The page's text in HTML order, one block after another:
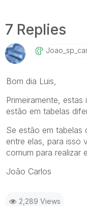
7 Replies
Bom dia Luis,
Primeiramente,
estão em tabelas
Se estão em tabelas
entre elas, para isso
comum para realizar
João Carlos
2,289 Views